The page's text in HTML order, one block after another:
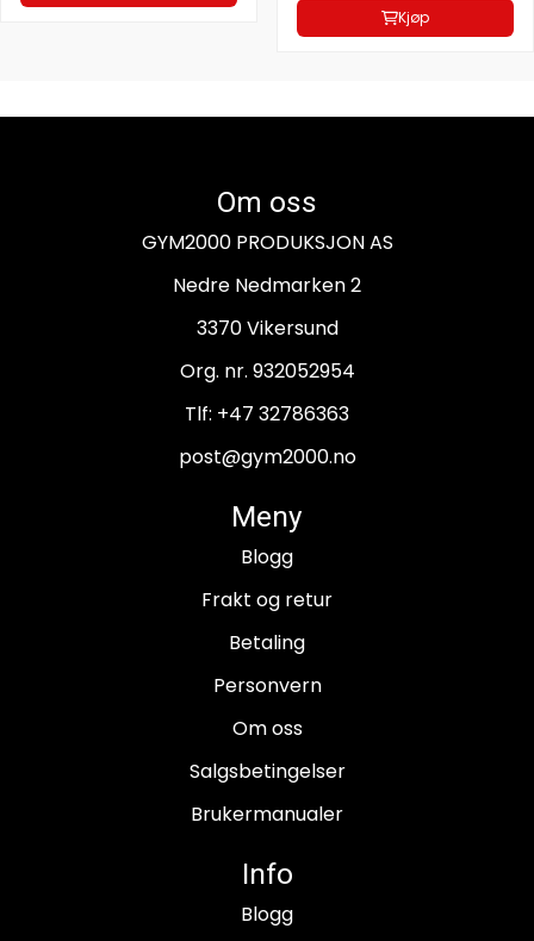
Kjøp
Om oss
GYM2000 PRODUKSJON AS
Nedre Nedmarken 2
3370 Vikersund
Org. nr. 932052954
Tlf: +47 32786363
post@gym2000.no
Meny
Blogg
Frakt og retur
Betaling
Personvern
Om oss
Salgsbetingelser
Brukermanualer
Info
Blogg